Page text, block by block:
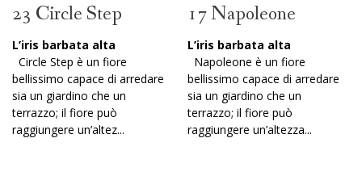
23 Circle Step
L’iris barbata alta
Circle Step è un fiore
bellissimo capace di arredare
sia un giardino che un
terrazzo; il fiore può
raggiungere un’altez...
17 Napoleone
L’iris barbata alta
Napoleone è un fiore
bellissimo capace di arredare
sia un giardino che un
terrazzo; il fiore può
raggiungere un’altezza...